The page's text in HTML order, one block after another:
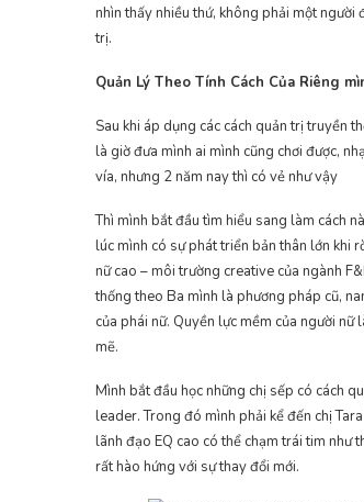
nhìn thấy nhiều thứ, không phải một người
trị.
Quản Lý Theo Tính Cách Của Riêng
Sau khi áp dụng các cách quản trị truyền
là giờ đưa mình ai mình cũng chơi được,
vía, nhưng 2 năm nay thì có vẻ như vậy
Thì mình bắt đầu tìm hiểu sang làm cách
lúc mình có sự phát triển bản thân lớn khi
nữ cao – môi trường creative của ngành
thống theo Ba mình là phương pháp cũ,
của phái nữ. Quyền lực mềm của người
mẽ.
Mình bắt đầu học những chị sếp có cách
leader. Trong đó mình phải kể đến chị
lãnh đạo EQ cao có thể chạm trái tim như
rất hào hứng với sự thay đổi mới.